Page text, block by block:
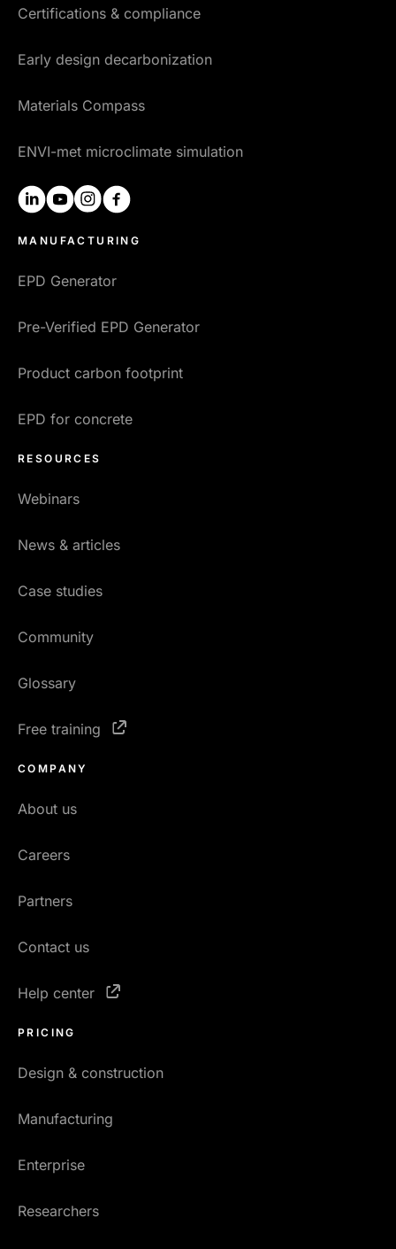
Certifications & compliance
Early design decarbonization
Materials Compass
ENVI-met microclimate simulation
linkedinyoutubeinstagram
MANUFACTURING
EPD Generator
Pre-Verified EPD Generator
Product carbon footprint
EPD for concrete
RESOURCES
Webinars
News & articles
Case studies
Community
Glossary
Free training
COMPANY
About us
Careers
Partners
Contact us
Help center
PRICING
Design & construction
Manufacturing
Enterprise
Researchers